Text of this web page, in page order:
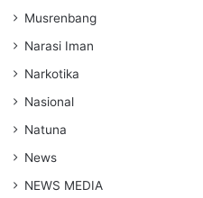
Musrenbang
Narasi Iman
Narkotika
Nasional
Natuna
News
NEWS MEDIA